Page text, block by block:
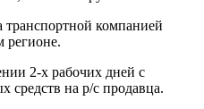
компанией
регионе.
2-х рабочих дней с
средств на р/с продавца.